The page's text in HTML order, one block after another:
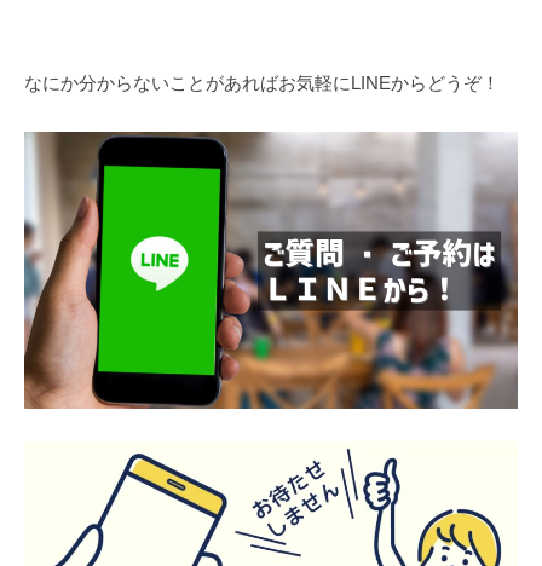
なにか分からないことがあればお気軽にLINEからどうぞ！